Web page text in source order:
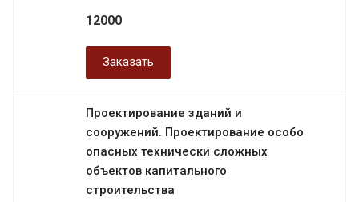
12000
Заказать
Проектирование зданий и
сооружений. Проектирование особо
опасных технически сложных
объектов капитального
строительства